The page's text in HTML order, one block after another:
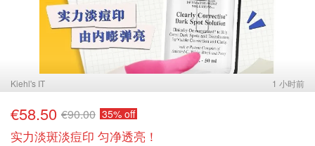
Kiehl's IT 1 小时前
€58.50 €90.00 35% off
实力淡斑淡痘印 匀净透亮！